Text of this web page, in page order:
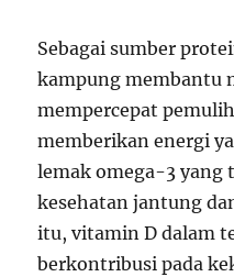
Sebagai sumber
kampung membantu
mempercepat
memberikan energi
lemak omega-3 yang
kesehatan jantung
itu, vitamin D dalam
berkontribusi pada